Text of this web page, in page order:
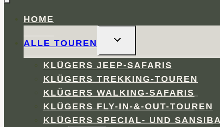
HOME
ALLE TOUREN
UNTERMENÜ
KLÜGERS JEEP-SAFARIS
KLÜGERS TREKKING-TOUREN
KLÜGERS WALKING-SAFARIS
KLÜGERS FLY-IN-&-OUT-TOUREN
KLÜGERS SPECIAL- UND